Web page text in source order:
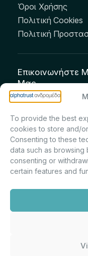
To provide the best
cookies to store and/
Consenting to these
data such as browsing
consenting or
certain features and
Όροι Χρήσης
Πολιτική Cookies
Πολιτική
Επικοινωνήστε
Μας
Οδός Αριστείδου
Κηφισιά Τ.Κ.